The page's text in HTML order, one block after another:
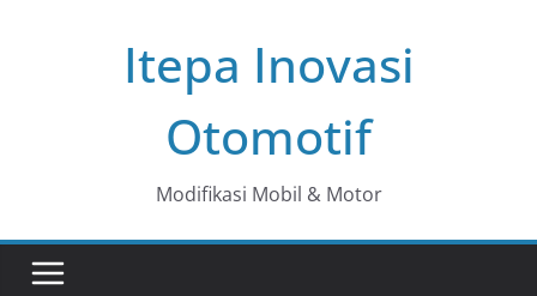
Itepa Inovasi
Otomotif
Modifikasi Mobil & Motor